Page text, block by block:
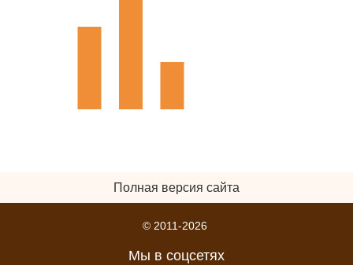
Полная версия сайта
© 2011-2026
Мы в соцсетях